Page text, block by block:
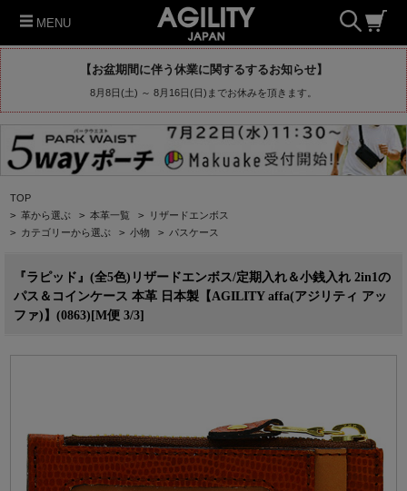
MENU
【お盆期間に伴う休業に関するするお知らせ】
8月8日(土) ～ 8月16日(日)までお休みを頂きます。
TOP
> 革から選ぶ > 本革一覧 > リザードエンボス
> カテゴリーから選ぶ > 小物 > パスケース
『ラピッド』(全5色)リザードエンボス/定期入れ＆小銭入れ 2in1の
パス＆コインケース 本革 日本製【AGILITY affa(アジリティ アッ
ファ)】(0863)[M便 3/3]